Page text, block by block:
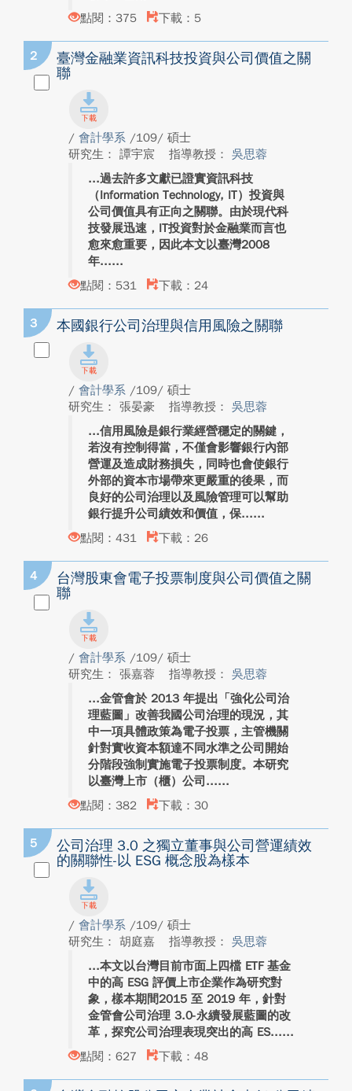
點閱：375
下載：5
2
臺灣金融業資訊科技投資與公司價值之關
聯
/ 會計學系 /109/ 碩士
研究生： 譚宇宸
指導教授： 吳思蓉
過去許多文獻已證實資訊科技
（Information Technology, IT）投資與
公司價值具有正向之關聯。由於現代科
技發展迅速，IT投資對於金融業而言也
愈來愈重要，因此本文以臺灣2008
年...
點閱：531
下載：24
3 本國銀行公司治理與信用風險之關聯
/ 會計學系 /109/ 碩士
研究生： 張晏豪
指導教授： 吳思蓉
信用風險是銀行業經營穩定的關鍵，
若沒有控制得當，不僅會影響銀行內部
營運及造成財務損失，同時也會使銀行
外部的資本市場帶來更嚴重的後果，而
良好的公司治理以及風險管理可以幫助
銀行提升公司績效和價值，保...
點閱：431
下載：26
4
台灣股東會電子投票制度與公司價值之關
聯
/ 會計學系 /109/ 碩士
研究生： 張嘉蓉
指導教授： 吳思蓉
金管會於 2013 年提出「強化公司治
理藍圖」改善我國公司治理的現況，其
中一項具體政策為電子投票，主管機關
針對實收資本額達不同水準之公司開始
分階段強制實施電子投票制度。本研究
以臺灣上市（櫃）公司...
點閱：382
下載：30
5
公司治理 3.0 之獨立董事與公司營運績效
的關聯性-以 ESG 概念股為樣本
/ 會計學系 /109/ 碩士
研究生： 胡庭嘉
指導教授： 吳思蓉
本文以台灣目前市面上四檔 ETF 基金
中的高 ESG 評價上市企業作為研究對
象，樣本期間2015 至 2019 年，針對
金管會公司治理 3.0-永續發展藍圖的改
革，探究公司治理表現突出的高 ES...
點閱：627
下載：48